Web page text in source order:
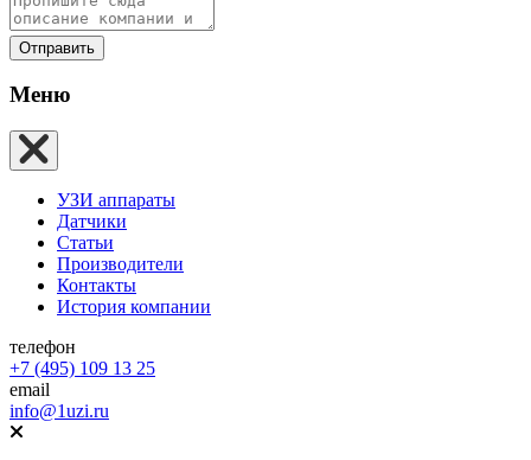
Отправить
Меню
УЗИ аппараты
Датчики
Статьи
Производители
Контакты
История компании
телефон
+7 (495) 109 13 25
email
info@1uzi.ru